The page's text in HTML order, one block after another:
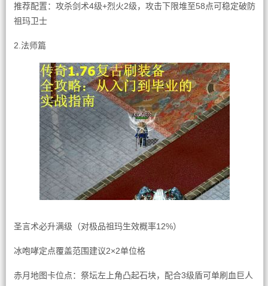
推荐配置：攻杀剑术4级+烈火2级，攻击下限堆至58点可稳定破防
祖玛卫士
2.法师篇
圣言术必升满级（对极品祖玛生效概率12%）
冰咆哮定点覆盖范围建议2×2单位格
赤月地图卡位点：祭坛左上角凸起石块，配合3级盾可单刷血巨人